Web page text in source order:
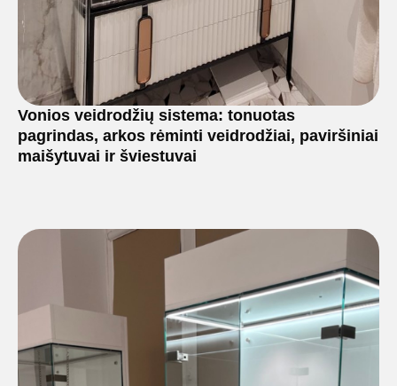
Vonios veidrodžių sistema: tonuotas
pagrindas, arkos rėminti veidrodžiai, paviršiniai
maišytuvai ir šviestuvai